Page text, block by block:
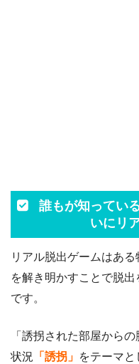
誰もが知ってい
いにリ
リアル脱出ゲームはあ
を解き明かすことで脱
です。
「誘拐された部屋から
状況 「誘拐」 をテーマと